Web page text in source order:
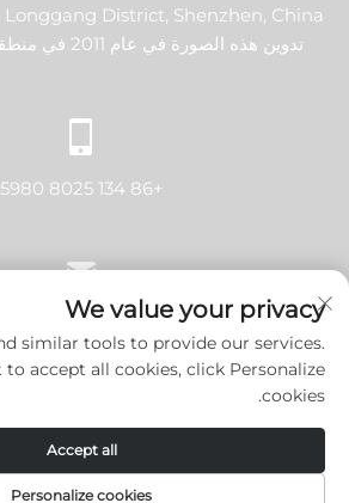
تدوين هذه الصورة في عام 2011 في منطقة الشنجان، الصين.
+86 134 8025 5980
[email protected]
حقوق النشر © 2024 شنتشن لانجي تك كو., لتد. جميع الحقوق محفوظة.
سياسة الخصوصية
We value your privacy
similar tools to provide our services.
accept all cookies, click Personalize
cookies.
Personalize cookies
Accept all